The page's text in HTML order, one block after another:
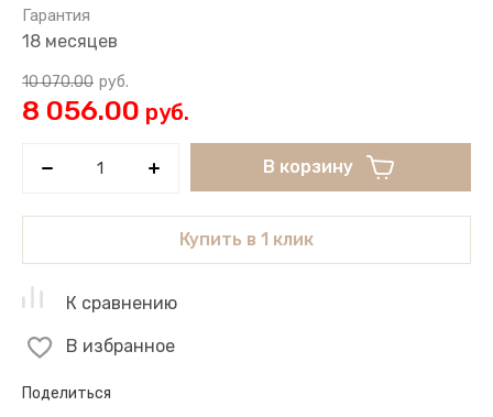
Гарантия
18 месяцев
10 070.00 руб.
8 056.00 руб.
В корзину
Купить в 1 клик
К сравнению
В избранное
Поделиться